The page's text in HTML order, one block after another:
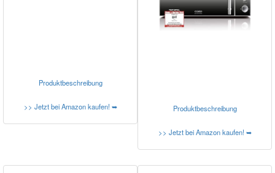
Produktbeschreibung
>> Jetzt bei Amazon kaufen! ➥ Produktbeschreibung
>> Jetzt bei Amazon kaufen! ➥